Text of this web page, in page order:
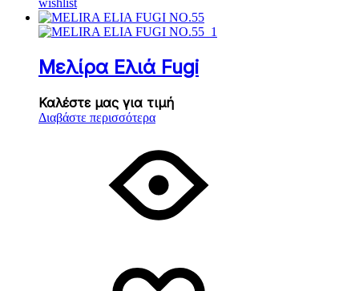
wishlist
Μελίρα Ελιά Fugi
Καλέστε μας για τιμή
Διαβάστε περισσότερα